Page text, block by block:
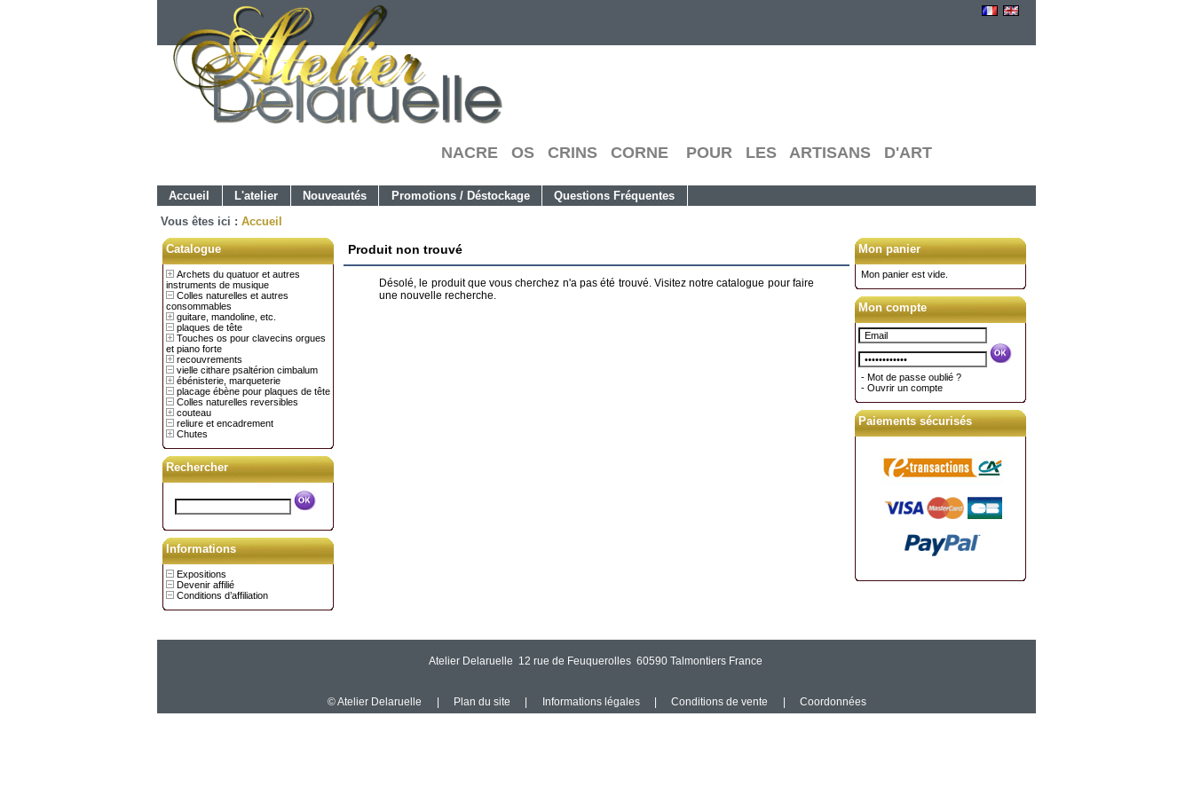
NACRE OS CRINS CORNE POUR LES ARTISANS D'ART
Accueil L'atelier Nouveautés Promotions / Déstockage
Questions Fréquentes
Vous êtes ici : Accueil
Catalogue
Archets du quatuor et autres
instruments de musique
Colles naturelles et autres
consommables
guitare, mandoline, etc.
plaques de tête
Touches os pour clavecins orgues
et piano forte
recouvrements
vielle cithare psaltérion cimbalum
ébénisterie, marqueterie
placage ébène pour plaques de tête
Colles naturelles reversibles
couteau
reliure et encadrement
Chutes
Rechercher
Informations
Expositions
Devenir affilié
Conditions d’affiliation
Produit non trouvé
Désolé, le produit que vous cherchez n'a pas été trouvé. Visitez notrecatalogue pour faire
une nouvelle recherche.
Mon panier
Mon panier est vide.
Mon compte
- Mot de passe oublié ?
- Ouvrir un compte
Paiements sécurisés
Atelier Delaruelle 12 rue de Feuquerolles 60590 Talmontiers France
© Atelier Delaruelle Plan du site Informations légales Conditions de vente Coordonnées